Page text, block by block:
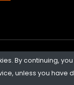
Overstock Market,
By continuing,
unless you have